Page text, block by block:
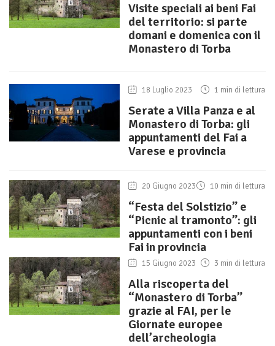
Visite speciali ai beni Fai
del territorio: si parte
domani e domenica con il
Monastero di Torba
18 Luglio 2023 1 min di lettura
Serate a Villa Panza e al
Monastero di Torba: gli
appuntamenti del Fai a
Varese e provincia
20 Giugno 2023 10 min di lettura
“Festa del Solstizio” e
“Picnic al tramonto”: gli
appuntamenti con i beni
Fai in provincia
15 Giugno 2023 3 min di lettura
Alla riscoperta del
“Monastero di Torba”
grazie al FAI, per le
Giornate europee
dell’archeologia